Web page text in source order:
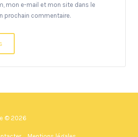
mon e-mail et mon site dans le
prochain commentaire.
© 2026